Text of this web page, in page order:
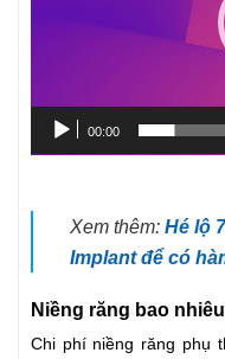
00:00
Xem thêm: Hé lộ
Implant để có
Niềng răng bao
Chi phí niềng răng phụ